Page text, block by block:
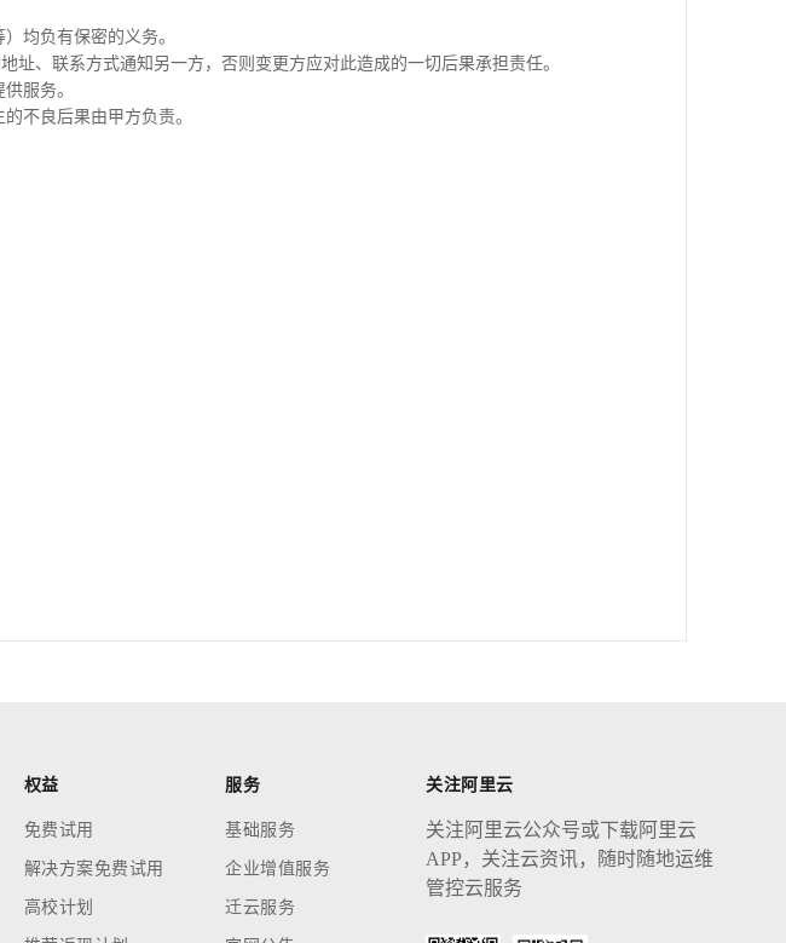
均负有保密的义务。
、联系方式通知另一方，否则变更方应对此造成的一切后果承担责任。
服务。
不良后果由甲方负责。
权益
免费试用
解决方案免费试用
高校计划
服务
基础服务
企业增值服务
迁云服务
关注阿里云
关注阿里云公众号或下载阿里云
APP，关注云资讯，随时随地运维
管控云服务